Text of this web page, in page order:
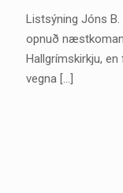
Listsýning Jóns B.
opnuð
Hallgrímskirkju,
vegna […]